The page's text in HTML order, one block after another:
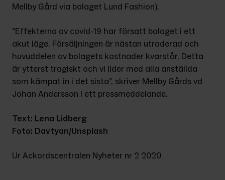
Mellby Gård via bolaget Lund Fashion).
”Effekterna av covid-19 har försatt bolaget i ett
akut läge. Försäljningen är nästan utraderad och
huvuddelen av bolagets kostnader kvarstår. Detta
är ytterst tragiskt och vi lider med alla anställda
som kämpat in i det sista”, skriver Mellby Gårds vd
Johan Andersson i ett pressmeddelande.
Text: Lena Lidberg
Foto: Davtyan/Unsplash
Ur Ackordscentralen Nyheter nr 2 2020